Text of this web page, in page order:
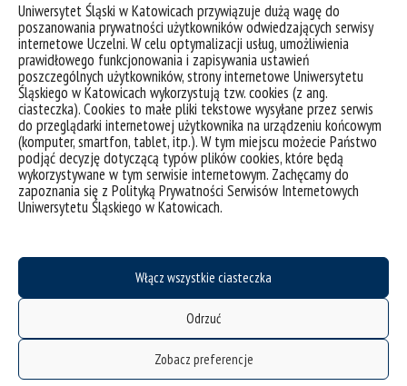
Uniwersytet Śląski w Katowicach przywiązuje dużą wagę do
poszanowania prywatności użytkowników odwiedzających serwisy
internetowe Uczelni. W celu optymalizacji usług, umożliwienia
prawidłowego funkcjonowania i zapisywania ustawień
poszczególnych użytkowników, strony internetowe Uniwersytetu
Śląskiego w Katowicach wykorzystują tzw. cookies (z ang.
ciasteczka). Cookies to małe pliki tekstowe wysyłane przez serwis
do przeglądarki internetowej użytkownika na urządzeniu końcowym
(komputer, smartfon, tablet, itp.). W tym miejscu możecie Państwo
podjąć decyzję dotyczącą typów plików cookies, które będą
wykorzystywane w tym serwisie internetowym. Zachęcamy do
zapoznania się z Polityką Prywatności Serwisów Internetowych
Uniwersytetu Śląskiego w Katowicach.
Włącz wszystkie ciasteczka
Odrzuć
Zobacz preferencje